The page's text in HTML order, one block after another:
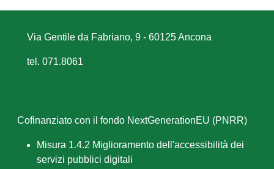
Via Gentile da Fabriano, 9 - 60125 Ancona
tel. 071.8061
Cofinanziato con il fondo NextGenerationEU (PNRR)
Misura 1.4.2 Miglioramento dell'accessibilità dei
servizi pubblici digitali